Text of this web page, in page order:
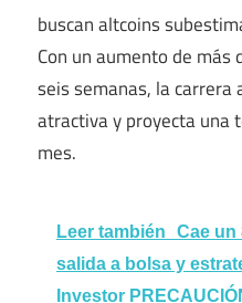
buscan altcoins
Con un aumento de más
seis semanas, la carrera
atractiva y proyecta una
mes.
Leer también
Cae un
salida a bolsa y
Investor